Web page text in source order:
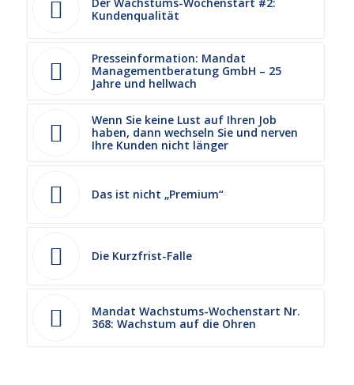
Kundenqualität
Presseinformation: Mandat
Managementberatung GmbH – 25
Jahre und hellwach
Wenn Sie keine Lust auf Ihren Job
haben, dann wechseln Sie und nerven
Ihre Kunden nicht länger
Das ist nicht „Premium“
Die Kurzfrist-Falle
Mandat Wachstums-Wochenstart Nr.
368: Wachstum auf die Ohren